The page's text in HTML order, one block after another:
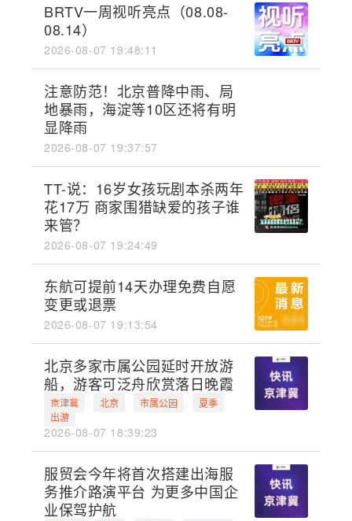
BRTV一周视听亮点（08.08-
08.14）
2026-08-07 19:48:11
注意防范！北京普降中雨、局
地暴雨，海淀等10区还将有明
显降雨
2026-08-07 19:37:57
TT-说：16岁女孩玩剧本杀两年
花17万 商家围猎缺爱的孩子谁
来管？
2026-08-07 19:24:49
东航可提前14天办理免费自愿
变更或退票
2026-08-07 19:13:54
北京多家市属公园延时开放游
船，游客可泛舟欣赏落日晚霞
京津冀 北京 市属公园
夏季
出游
2026-08-07 18:39:23
服贸会今年将首次搭建出海服
务推介路演平台 为更多中国企
业保驾护航